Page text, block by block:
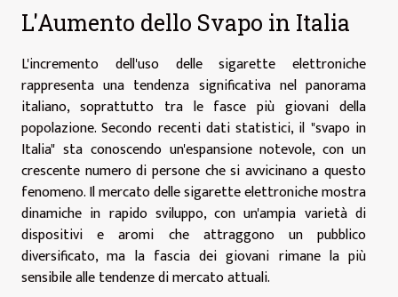
L'Aumento dello Svapo in Italia
L'incremento dell'uso delle sigarette elettroniche
rappresenta una tendenza significativa nel panorama
italiano, soprattutto tra le fasce più giovani della
popolazione. Secondo recenti dati statistici, il "svapo in
Italia" sta conoscendo un'espansione notevole, con un
crescente numero di persone che si avvicinano a questo
fenomeno. Il mercato delle sigarette elettroniche mostra
dinamiche in rapido sviluppo, con un'ampia varietà di
dispositivi e aromi che attraggono un pubblico
diversificato, ma la fascia dei giovani rimane la più
sensibile alle tendenze di mercato attuali.